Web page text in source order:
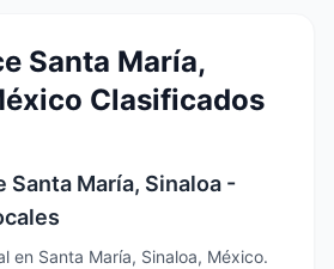
Santa María,
Clasificados
Santa María, Sinaloa -
en Santa María, Sinaloa, México.